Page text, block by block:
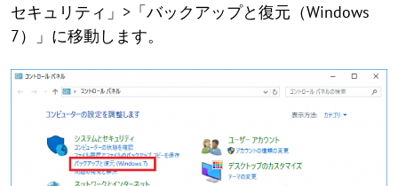
セキュリティ」>「バックアップと復元（Windows
7）」に移動します。